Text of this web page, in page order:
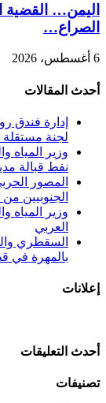
اليمن… القضية
الصراع…
6 أغسطس، 2026
أحدث المقالات
إدارة فندق
لجنة
وزير المياه
نفط قبالة
المصور
الجنوبيين
وزير المياه
العربي
السقطري
بالمهرة في
إعلانات
أحدث التعليقات
تصنيفات